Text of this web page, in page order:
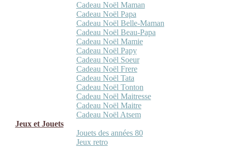
Cadeau Noël Maman
Cadeau Noël Papa
Cadeau Noël Belle-Maman
Cadeau Noël Beau-Papa
Cadeau Noël Mamie
Cadeau Noël Papy
Cadeau Noël Soeur
Cadeau Noël Frere
Cadeau Noël Tata
Cadeau Noël Tonton
Cadeau Noël Maitresse
Cadeau Noël Maitre
Cadeau Noël Atsem
Jeux et Jouets
Jouets des années 80
Jeux retro